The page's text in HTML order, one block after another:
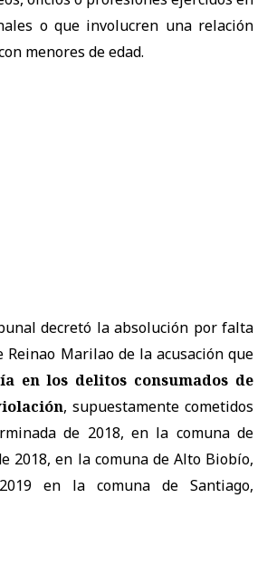
o que involucren una relación
menores de edad.
decretó la absolución por falta
Reinao Marilao de la acusación que
en los delitos consumados de
, supuestamente cometidos
de 2018, en la comuna de
2018, en la comuna de Alto Biobío,
en la comuna de Santiago,